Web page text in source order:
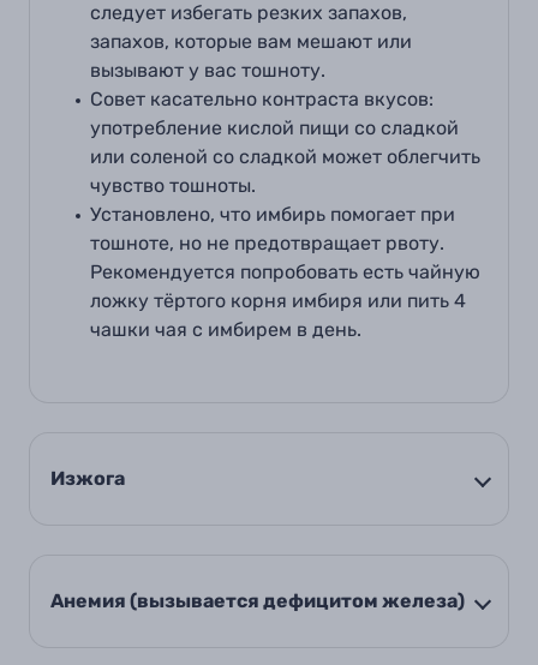
следует избегать резких запахов,
запахов, которые вам мешают или
вызывают у вас тошноту.
Совет касательно контраста вкусов:
употребление кислой пищи со сладкой
или соленой со сладкой может облегчить
чувство тошноты.
Установлено, что имбирь помогает при
тошноте, но не предотвращает рвоту.
Рекомендуется попробовать есть чайную
ложку тёртого корня имбиря или пить 4
чашки чая с имбирем в день.
Изжога
Анемия (вызывается дефицитом железа)